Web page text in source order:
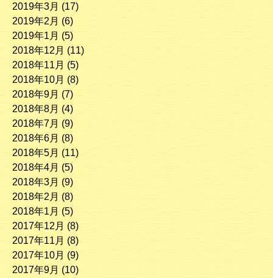
2019年3月 (17)
2019年2月 (6)
2019年1月 (5)
2018年12月 (11)
2018年11月 (5)
2018年10月 (8)
2018年9月 (7)
2018年8月 (4)
2018年7月 (9)
2018年6月 (8)
2018年5月 (11)
2018年4月 (5)
2018年3月 (9)
2018年2月 (8)
2018年1月 (5)
2017年12月 (8)
2017年11月 (8)
2017年10月 (9)
2017年9月 (10)